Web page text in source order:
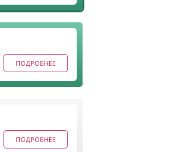
ПОДРОБНЕЕ
ПОДРОБНЕЕ